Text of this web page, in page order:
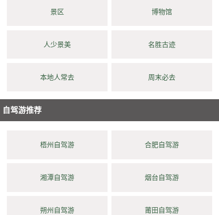
景区 博物馆
人少景美 名胜古迹
本地人常去 周末必去
自驾游推荐
梧州自驾游 合肥自驾游
湘潭自驾游 烟台自驾游
朔州自驾游 莆田自驾游